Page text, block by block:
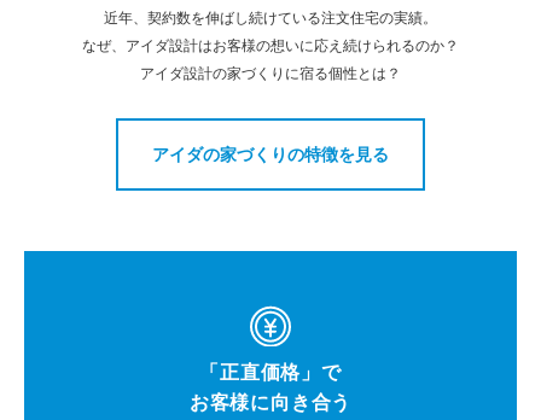
近年、契約数を伸ばし続けている注文住宅の実績。
なぜ、アイダ設計はお客様の想いに応え続けられるのか？
アイダ設計の家づくりに宿る個性とは？
アイダの家づくりの特徴を見る
「正直価格」で
お客様に向き合う